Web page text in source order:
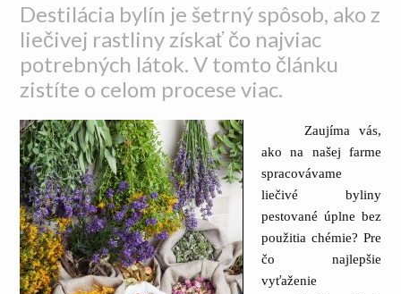
Destilácia bylín je šetrný spôsob, ako z
liečivej rastliny získať čo najviac
potrebných látok. V tomto článku
zistíte o celom procese viac.
Zaujíma vás,
ako na našej farme
spracovávame
liečivé byliny
pestované úplne bez
použitia chémie? Pre
čo najlepšie
vyťaženie